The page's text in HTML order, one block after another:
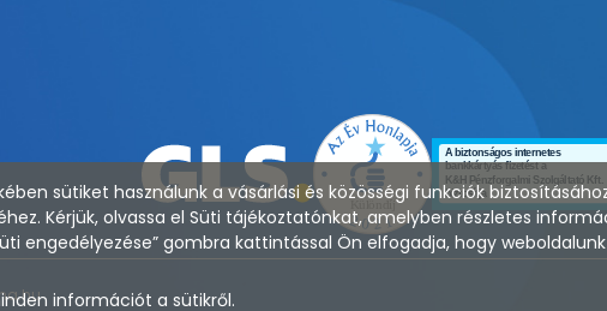
sütiket használunk a vásárlási és közösségi funkciók
Kérjük, olvassa el Süti tájékoztatónkat, amelyben részletes
engedélyezése” gombra kattintással Ön elfogadja, hogy weboldalunk
információt a sütikről.